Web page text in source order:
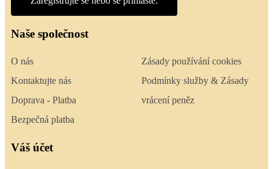
Naše společnost
O nás
Kontaktujte nás
Doprava - Platba
Bezpečná platba
Zásady používání cookies
Podmínky služby & Zásady
vrácení peněz
Váš účet